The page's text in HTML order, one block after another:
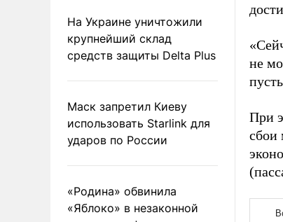
На Украине уничтожили
крупнейший склад
средств защиты Delta Plus
Маск запретил Киеву
использовать Starlink для
ударов по России
«Родина» обвинила
«Яблоко» в незаконной
не
При
сбои